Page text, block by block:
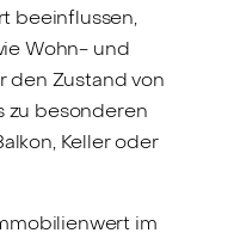
beeinflussen,
Wohn- und
den Zustand von
zu besonderen
Keller oder
im